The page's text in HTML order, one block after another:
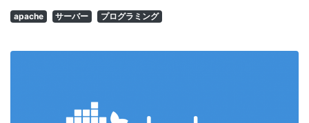
apache サーバー プログラミング